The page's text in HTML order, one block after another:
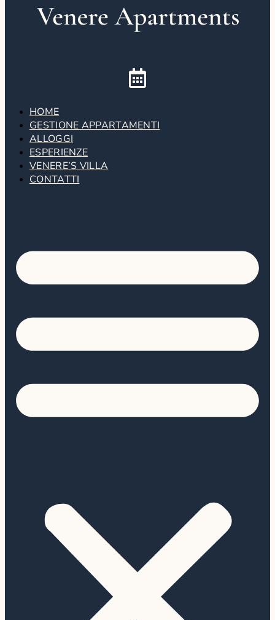
HOME
GESTIONE APPARTAMENTI
ALLOGGI
ESPERIENZE
VENERE’S VILLA
CONTATTI